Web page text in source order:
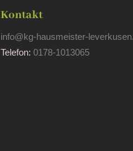
Kontakt
info@kg-hausmeister-
Telefon: 0178-1013065